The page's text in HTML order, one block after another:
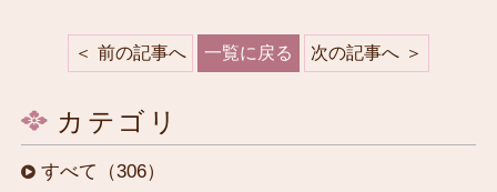
前の記事へ 一覧に戻る 次の記事へ
カテゴリ
すべて（306）